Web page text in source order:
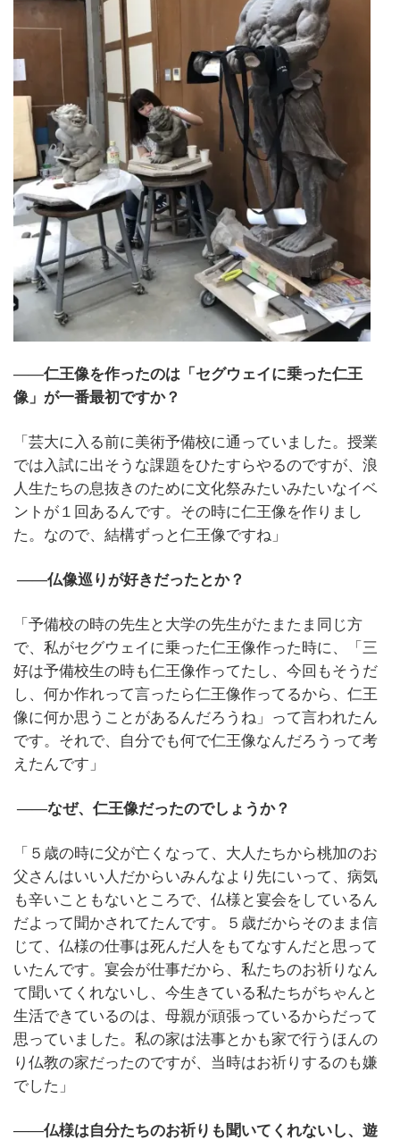
――仁王像を作ったのは「セグウェイに乗った仁王
像」が一番最初ですか？
「芸大に入る前に美術予備校に通っていました。授業
では入試に出そうな課題をひたすらやるのですが、浪
人生たちの息抜きのために文化祭みたいみたいなイベ
ントが１回あるんです。その時に仁王像を作りまし
た。なので、結構ずっと仁王像ですね」
――仏像巡りが好きだったとか？
「予備校の時の先生と大学の先生がたまたま同じ方
で、私がセグウェイに乗った仁王像作った時に、「三
好は予備校生の時も仁王像作ってたし、今回もそうだ
し、何か作れって言ったら仁王像作ってるから、仁王
像に何か思うことがあるんだろうね」って言われたん
です。それで、自分でも何で仁王像なんだろうって考
えたんです」
​​――なぜ、仁王像だったのでしょうか？
「５歳の時に父が亡くなって、大人たちから桃加のお
父さんはいい人だからいみんなより先にいって、病気
も辛いこともないところで、仏様と宴会をしているん
だよって聞かされてたんです。５歳だからそのまま信
じて、仏様の仕事は死んだ人をもてなすんだと思って
いたんです。宴会が仕事だから、私たちのお祈りなん
て聞いてくれないし、今生きている私たちがちゃんと
生活できているのは、母親が頑張っているからだって
思っていました。私の家は法事とかも家で行うほんの
り仏教の家だったのですが、当時はお祈りするのも嫌
でした」
――仏様は自分たちのお祈りも聞いてくれないし、遊